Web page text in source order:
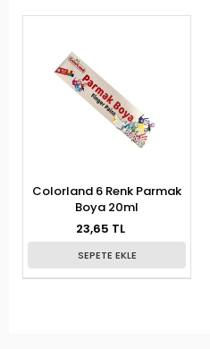
Colorland 6 Renk Parmak
Boya 20ml
23,65 TL
SEPETE EKLE